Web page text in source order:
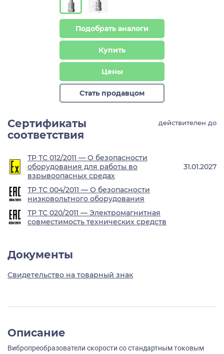
Подобрать аналоги
Купить
Цены
Стать продавцом
Сертификаты
соответствия
действителен до
ТР ТС 012/2011 — О безопасности
оборудования для работы во
взрывоопасных средах
31.01.2027
ТР ТС 004/2011 — О безопасности
низковольтного оборудования
ТР ТС 020/2011 — Электромагнитная
совместимость технических средств
Документы
Свидетельство на товарный знак
Описание
Вибропреобразователи скорости со стандартным токовым